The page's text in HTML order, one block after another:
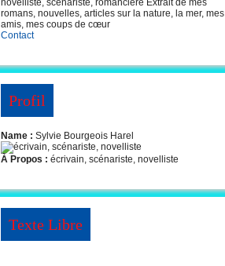
novelliste, scénariste, romancière Extrait de mes
romans, nouvelles, articles sur la nature, la mer, mes
amis, mes coups de cœur
Contact
Profil
Name : Sylvie Bourgeois Harel
À Propos : écrivain, scénariste, novelliste
Texte Libre